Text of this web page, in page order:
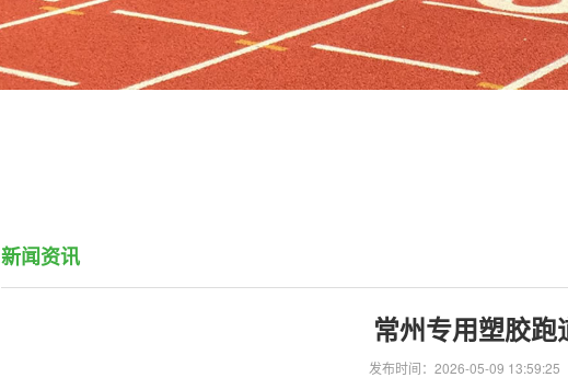
新闻资讯
常州专用塑胶跑
发布时间：2026-05-09 13:59:25